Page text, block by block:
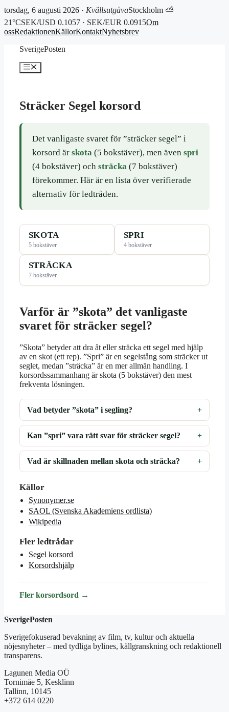
torsdag, 6 augusti 2026 · KvällsutgåvaStockholm ⛅
21°CSEK/USD 0.1057 · SEK/EUR 0.0915Om
ossRedaktionenKällorKontaktNyhetsbrev
SverigePosten
Meny
Sträcker Segel korsord
Det vanligaste svaret för ”sträcker segel” i
korsord är skota(5 bokstäver), men även spri
(4 bokstäver) och sträcka(7 bokstäver)
förekommer. Här är en lista över verifierade
alternativ för ledtråden.
SKOTA
5 bokstäver
SPRI
4 bokstäver
STRÄCKA
7 bokstäver
Varför är ”skota” det vanligaste
svaret för sträcker segel?
”Skota” betyder att dra åt eller sträcka ett segel med hjälp
av en skot (ett rep). ”Spri” är en segelstång som sträcker ut
seglet, medan ”sträcka” är en mer allmän handling. I
korsordssammanhang är skota (5 bokstäver) den mest
frekventa lösningen.
Vad betyder ”skota” i segling?
Kan ”spri” vara rätt svar för sträcker segel?
Vad är skillnaden mellan skota och sträcka?
Källor
Synonymer.se
SAOL (Svenska Akademiens ordlista)
Wikipedia
Fler ledtrådar
Segel korsord
Korsordshjälp
Fler korsordsord →
SverigePosten
Sverigefokuserad bevakning av film, tv, kultur och aktuella
nöjesnyheter – med tydliga bylines, källgranskning och redaktionell
transparens.
Lagunen Media OÜ
Tornimäe 5, Kesklinn
Tallinn, 10145
+372 614 0220